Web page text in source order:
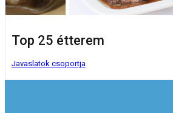
Top 25 étterem
Javaslatok csoportja